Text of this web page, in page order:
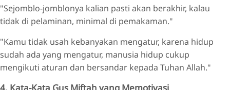
"Sejomblo-jomblonya kalian pasti akan berakhir, kalau
tidak di pelaminan, minimal di pemakaman."
"Kamu tidak usah kebanyakan mengatur, karena hidup
sudah ada yang mengatur, manusia hidup cukup
mengikuti aturan dan bersandar kepada Tuhan Allah."